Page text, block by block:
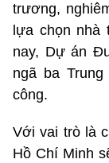
trương,
lựa chọn nhà
nay, Dự án
ngã ba
công.
Với vai trò là
Hồ Chí Minh